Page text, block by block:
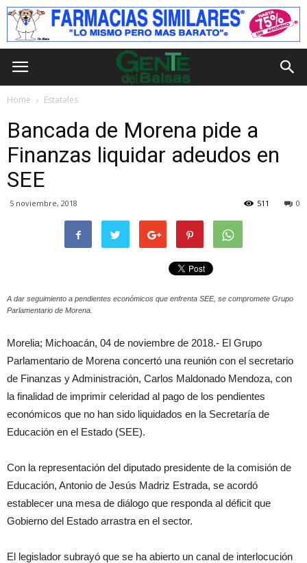
Home Estatales
Bancada de Morena pide a
Finanzas liquidar adeudos en
SEE
5 noviembre, 2018 0
511
A dar seguimiento a pendientes económicos que enfrenta SEE, se compromete Grupo
Parlamentario de Morena.
Morelia; Michoacán, 04 de noviembre de 2018.- El Grupo
Parlamentario de Morena concertó una reunión con el secretario
de Finanzas y Administración, Carlos Maldonado Mendoza, con
la finalidad de imprimir celeridad al pago de los pendientes
económicos que no han sido liquidados en la Secretaría de
Educación en el Estado (SEE).
Con la representación del diputado presidente de la comisión de
Educación, Antonio de Jesús Madriz Estrada, se acordó
establecer una mesa de diálogo que responda al déficit que
Gobierno del Estado arrastra en el sector.
El legislador subrayó que se ha abierto un canal de interlocución